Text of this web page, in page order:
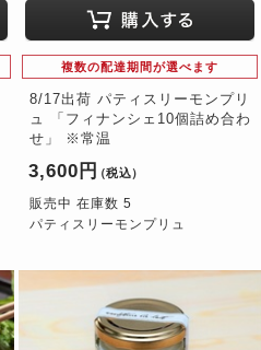
複数の配達期間が選べます
8/17出荷 パティスリーモンプリ
ュ 「フィナンシェ10個詰め合わ
せ」 ※常温
3,600円 （税込）
販売中 在庫数 5
パティスリーモンプリュ